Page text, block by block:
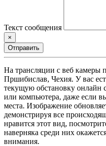
Текст сообщения
×
Отправить
На трансляции с веб камеры
Пршибислав, Чехия. У вас
текущую обстановку онлайн
или компьютера, даже если
места. Изображение
демонстрируя все
нравится этот вид,
наверняка среди них
внимания.